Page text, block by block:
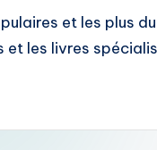
et les plus
et les livres